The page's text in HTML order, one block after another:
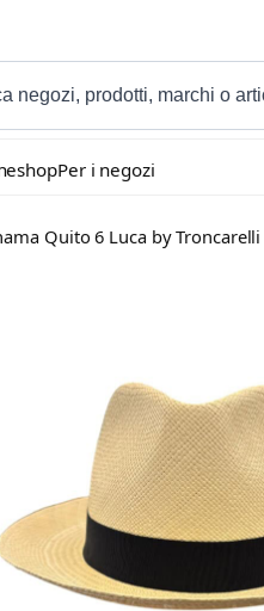
Per i negozi
Quito 6 Luca by Troncarelli